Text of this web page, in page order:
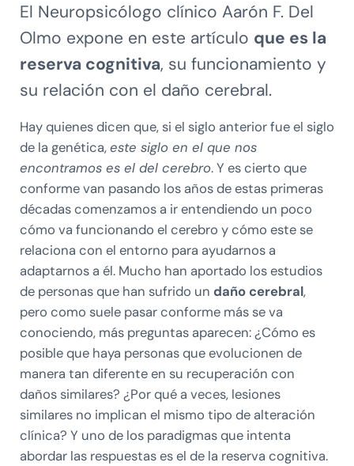
El Neuropsicólogo clínico Aarón F. Del
Olmo expone en este artículo que es la
reserva cognitiva, su funcionamiento y
su relación con el daño cerebral.
Hay quienes dicen que, si el siglo anterior fue el siglo
de la genética,este siglo en el que nos
encontramos es el del cerebro. Y es cierto que
conforme van pasando los años de estas primeras
décadas comenzamos a ir entendiendo un poco
cómo va funcionando el cerebro y cómo este se
relaciona con el entorno para ayudarnos a
adaptarnos a él. Mucho han aportado los estudios
de personas que han sufrido un daño cerebral,
pero como suele pasar conforme más se va
conociendo, más preguntas aparecen: ¿Cómo es
posible que haya personas que evolucionen de
manera tan diferente en su recuperación con
daños similares? ¿Por qué a veces, lesiones
similares no implican el mismo tipo de alteración
clínica? Y uno de los paradigmas que intenta
abordar las respuestas es el de la reserva cognitiva.